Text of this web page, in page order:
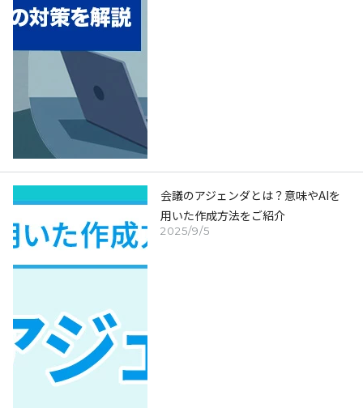
2025/9/5
会議のアジェンダとは？意味やAIを
用いた作成方法をご紹介